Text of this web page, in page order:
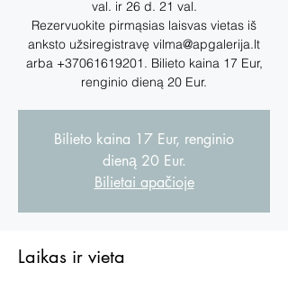
val. ir 26 d. 21 val.
Rezervuokite pirmąsias laisvas vietas iš
anksto užsiregistravę vilma@apgalerija.lt
arba +37061619201. Bilieto kaina 17 Eur,
renginio dieną 20 Eur.
Bilieto kaina 17 Eur, renginio
dieną 20 Eur.
Bilietai apačioje
Laikas ir vieta